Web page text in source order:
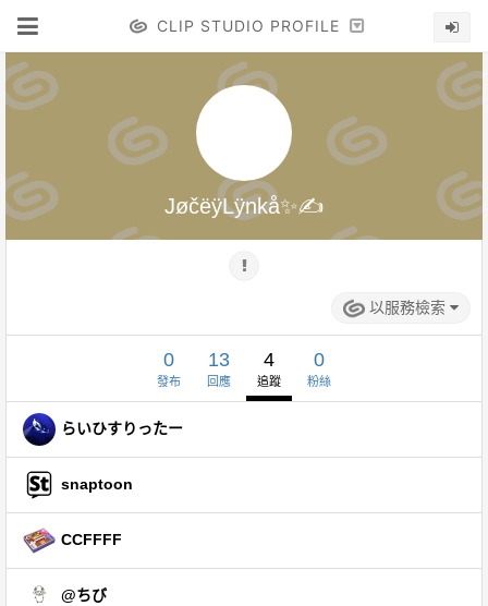
CLIP STUDIO PROFILE
JøčëÿLÿnkå✨✍️
以服務檢索
0
發布
13
回應
4
追蹤
0
粉絲
らいひすりったー
snaptoon
CCFFFF
@ちび